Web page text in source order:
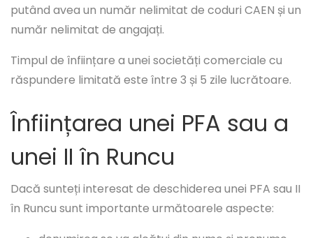
putând avea un număr nelimitat de coduri CAEN și un
număr nelimitat de angajați.
Timpul de înființare a unei societăți comerciale cu
răspundere limitată este între 3 și 5 zile lucrătoare.
Înființarea unei PFA sau a
unei II în Runcu
Dacă sunteți interesat de deschiderea unei PFA sau II
în Runcu sunt importante următoarele aspecte: